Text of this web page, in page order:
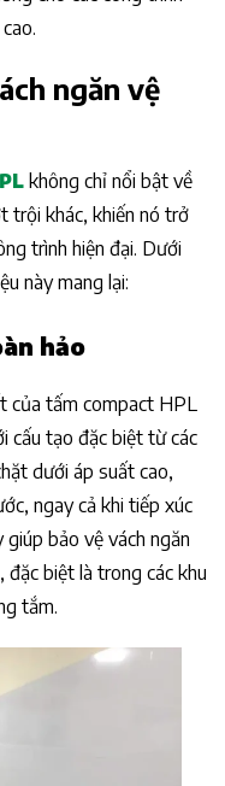
ngăn vệ
không chỉ nổi bật về
trội khác, khiến nó trở
trình hiện đại. Dưới
này mang lại:
hảo
của tấm compact HPL
cấu tạo đặc biệt từ các
dưới áp suất cao,
ngay cả khi tiếp xúc
bảo vệ vách ngăn
biệt là trong các khu
tắm.